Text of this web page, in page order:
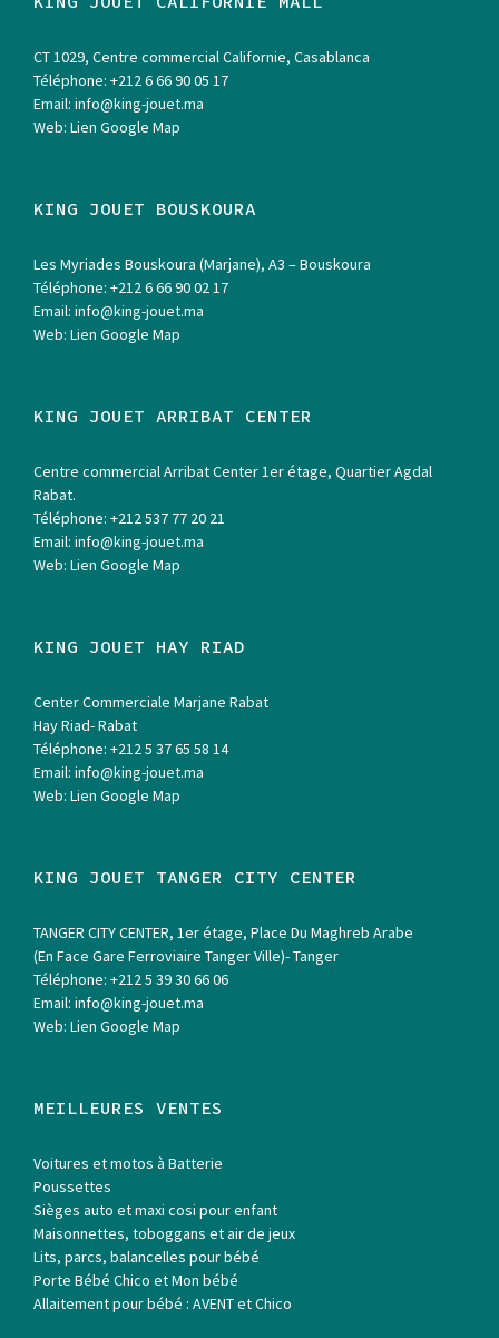
CT 1029, Centre commercial Californie, Casablanca
Téléphone: +212 6 66 90 05 17
Email: info@king-jouet.ma
Web: Lien Google Map
KING JOUET BOUSKOURA
Les Myriades Bouskoura (Marjane), A3 – Bouskoura
Téléphone: +212 6 66 90 02 17
Email: info@king-jouet.ma
Web: Lien Google Map
KING JOUET ARRIBAT CENTER
Centre commercial Arribat Center 1er étage, Quartier Agdal
Rabat.
Téléphone: +212 537 77 20 21
Email: info@king-jouet.ma
Web: Lien Google Map
KING JOUET HAY RIAD
Center Commerciale Marjane Rabat
Hay Riad- Rabat
Téléphone: +212 5 37 65 58 14
Email: info@king-jouet.ma
Web: Lien Google Map
KING JOUET TANGER CITY CENTER
TANGER CITY CENTER, 1er étage, Place Du Maghreb Arabe
(En Face Gare Ferroviaire Tanger Ville)- Tanger
Téléphone: +212 5 39 30 66 06
Email: info@king-jouet.ma
Web: Lien Google Map
MEILLEURES VENTES
Voitures et motos à Batterie
Poussettes
Sièges auto et maxi cosi pour enfant
Maisonnettes, toboggans et air de jeux
Lits, parcs, balancelles pour bébé
Porte Bébé Chico et Mon bébé
Allaitement pour bébé : AVENT et Chico